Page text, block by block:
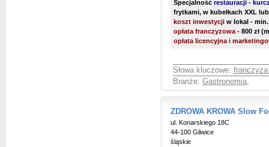
Specjalność restauracji -
frytkami, w kubełkach XXL
koszt inwestycji w lokal - min.
opłata franczyzowa - 800 zł
opłata licencyjna i
Słowa kluczowe:
Branże: Gastronomia,
ZDROWA KROWA Slow
ul. Konarskiego 18C
44-100 Gliwice
śląskie